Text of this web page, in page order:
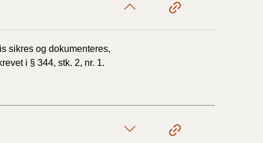
sikres og dokumenteres,
i § 344, stk. 2, nr. 1.